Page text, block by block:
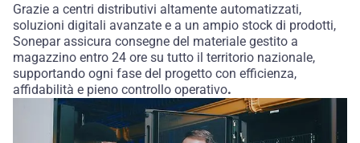
Grazie a centri distributivi altamente automatizzati,
soluzioni digitali avanzate e a un ampio stock di prodotti,
Soneparassicura consegne del materiale gestito a
magazzino entro 24 ore su tutto il territorio nazionale,
supportando ogni fase del progetto con efficienza,
affidabilità e pieno controllo operativo.